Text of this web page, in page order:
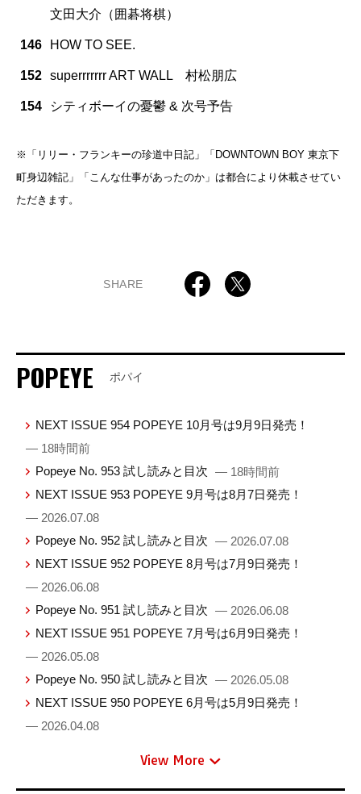
文田大介（囲碁将棋）
146 HOW TO SEE.
152 superrrrrrr ART WALL 村松朋広
154 シティボーイの憂鬱 & 次号予告
※「リリー・フランキーの珍道中日記」「DOWNTOWN BOY 東京下
町身辺雑記」「こんな仕事があったのか」は都合により休載させてい
ただきます。
SHARE
POPEYE ポパイ
NEXT ISSUE 954 POPEYE 10月号は9月9日発売！
— 18時間前
Popeye No. 953 試し読みと目次 — 18時間前
NEXT ISSUE 953 POPEYE 9月号は8月7日発売！
— 2026.07.08
Popeye No. 952 試し読みと目次 — 2026.07.08
NEXT ISSUE 952 POPEYE 8月号は7月9日発売！
— 2026.06.08
Popeye No. 951 試し読みと目次 — 2026.06.08
NEXT ISSUE 951 POPEYE 7月号は6月9日発売！
— 2026.05.08
Popeye No. 950 試し読みと目次 — 2026.05.08
NEXT ISSUE 950 POPEYE 6月号は5月9日発売！
— 2026.04.08
View More